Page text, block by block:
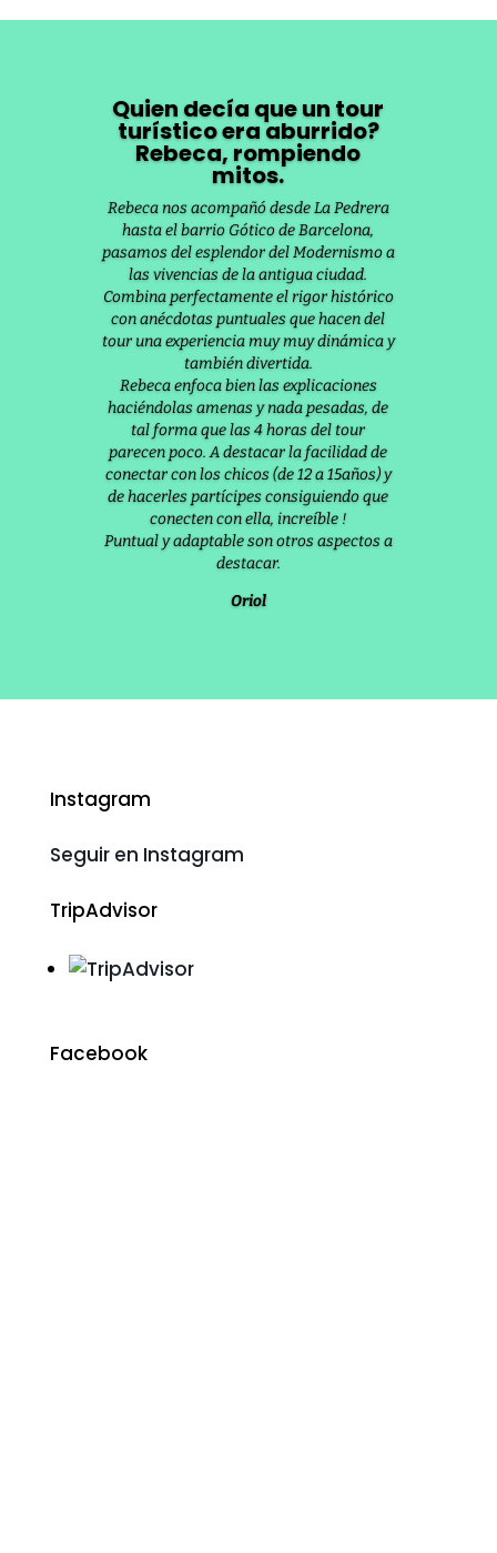
Quien decía que un tour
turístico era aburrido?
Rebeca, rompiendo
mitos.
Rebeca nos acompañó desde La Pedrera
hasta el barrio Gótico de Barcelona,
pasamos del esplendor del Modernismo a
las vivencias de la antigua ciudad.
Combina perfectamente el rigor histórico
con anécdotas puntuales que hacen del
tour una experiencia muy muy dinámica y
también divertida.
Rebeca enfoca bien las explicaciones
haciéndolas amenas y nada pesadas, de
tal forma que las 4 horas del tour
parecen poco. A destacar la facilidad de
conectar con los chicos (de 12 a 15años) y
de hacerles partícipes consiguiendo que
conecten con ella, increíble !
Puntual y adaptable son otros aspectos a
destacar.
Oriol
Instagram
Seguir en Instagram
TripAdvisor
Facebook